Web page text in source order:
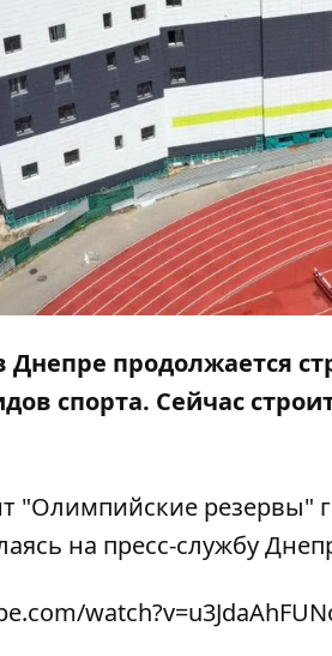
Днепре продолжается
спорта. Сейчас
"Олимпийские резервы"
на пресс-службу